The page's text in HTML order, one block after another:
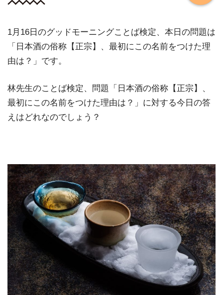
1月16日のグッドモーニングことば検定、本日の問題は
「日本酒の俗称【正宗】、最初にこの名前をつけた理
由は？」です。
林先生のことば検定、問題「日本酒の俗称【正宗】、
最初にこの名前をつけた理由は？」に対する今日の答
えはどれなのでしょう？